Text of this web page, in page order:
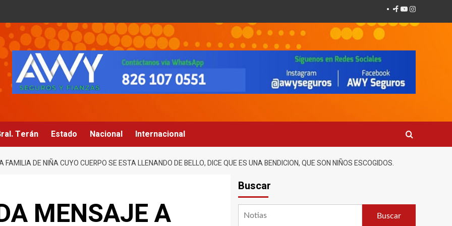
Facebook
Youtube
Instagram
Terán Estado Nacional Internacional
DE NIÑA CUYO CUERPO SE ESTA LLENANDO DE BELLO, DICE QUE ES UNA BENDICION, QUE SON NIÑOS ESCOGIDOS.
MENSAJE A
Buscar
Buscar